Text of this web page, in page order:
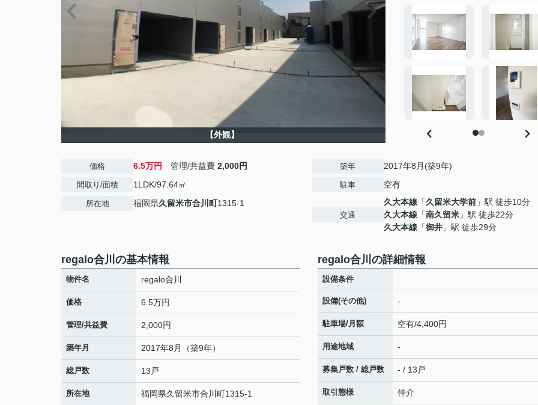
【外観】
価格 6.5万円 管理/共益費 2,000円
間取り/面積 1LDK/97.64㎡
所在地 福岡県久留米市合川町1315-1
築年 2017年8月(築9年)
駐車 空有
交通
久大本線 「久留米大学前 」駅 徒歩10分
久大本線 「南久留米 」駅 徒歩22分
久大本線 「御井 」駅 徒歩29分
regalo合川の基本情報
物件名 regalo合川
価格 6.5万円
管理/共益費 2,000円
築年月 2017年8月（築9年）
総戸数 13戸
所在地 福岡県久留米市合川町1315-1
regalo合川の詳細情報
設備条件
設備(その他) -
駐車場/月額 空有/4,400円
用途地域 -
募集戸数 / 総戸数 - / 13戸
取引態様 仲介